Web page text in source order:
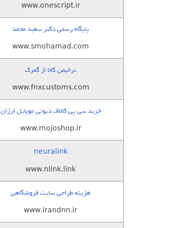
www.onescript.ir
پایگاه رسمی دکتر سعید محمد
www.smohamad.com
ترخیص کالا از گمرک
www.fnxcustoms.com
خرید سی پی کالاف دیوتی موبایل ارزان
www.mojoshop.ir
neuralink
www.nlink.link
هزینه طراحی سایت فروشگاهی
www.irandnn.ir